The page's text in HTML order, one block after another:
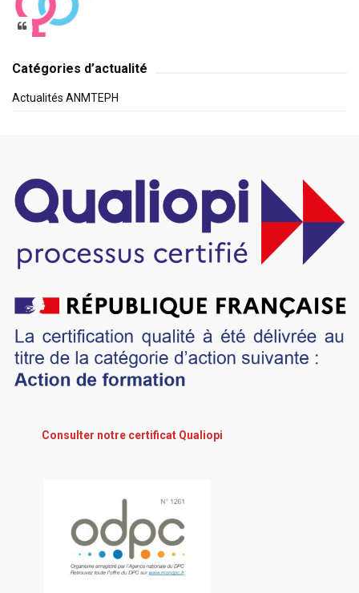
Catégories d’actualité
Actualités ANMTEPH
Consulter notre certificat Qualiopi